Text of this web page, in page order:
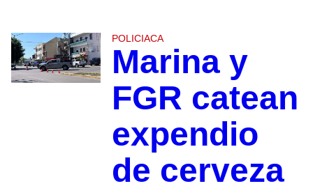
POLICIACA
Marina y
FGR catean
expendio
de cerveza